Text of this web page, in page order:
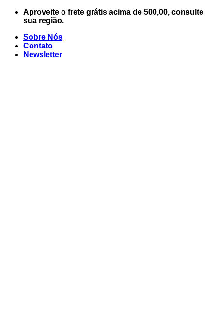
Skip
Aproveite o frete grátis acima de 500,00, consulte
sua região.
Sobre Nós
Contato
Newsletter